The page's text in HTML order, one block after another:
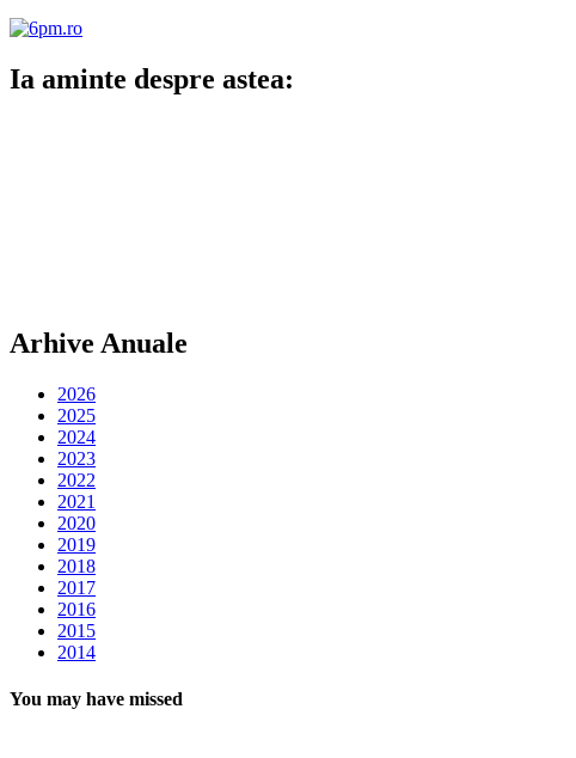
Ia aminte despre astea:
Arhive Anuale
2026
2025
2024
2023
2022
2021
2020
2019
2018
2017
2016
2015
2014
You may have missed